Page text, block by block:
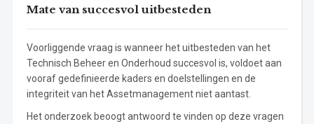
Mate van succesvol uitbesteden
Voorliggende vraag is wanneer het uitbesteden van het
Technisch Beheer en Onderhoud succesvol is, voldoet aan
vooraf gedefinieerde kaders en doelstellingen en de
integriteit van het Assetmanagement niet aantast.
Het onderzoek beoogt antwoord te vinden op deze vragen